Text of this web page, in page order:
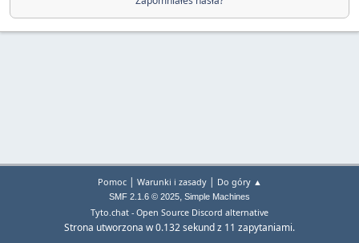
Pomoc| Warunki i zasady| Do góry ▲
SMF 2.1.6 © 2025, Simple Machines
Tyto.chat - Open Source Discord alternative
Strona utworzona w 0.132 sekund z 11 zapytaniami.